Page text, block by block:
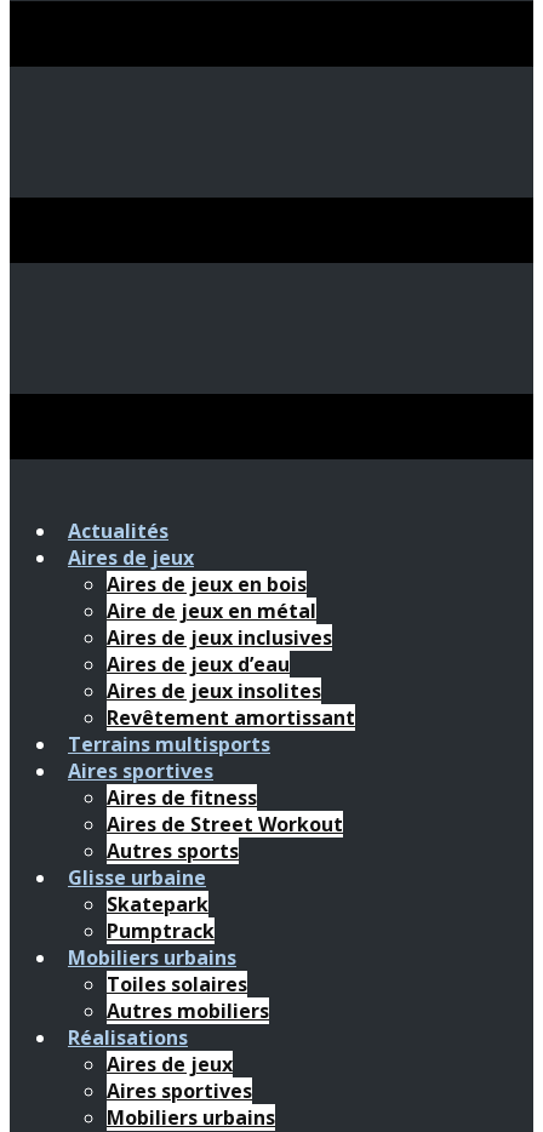
Actualités
Aires de jeux
Aires de jeux en bois
Aire de jeux en métal
Aires de jeux inclusives
Aires de jeux d’eau
Aires de jeux insolites
Revêtement amortissant
Terrains multisports
Aires sportives
Aires de fitness
Aires de Street Workout
Autres sports
Glisse urbaine
Skatepark
Pumptrack
Mobiliers urbains
Toiles solaires
Autres mobiliers
Réalisations
Aires de jeux
Aires sportives
Mobiliers urbains